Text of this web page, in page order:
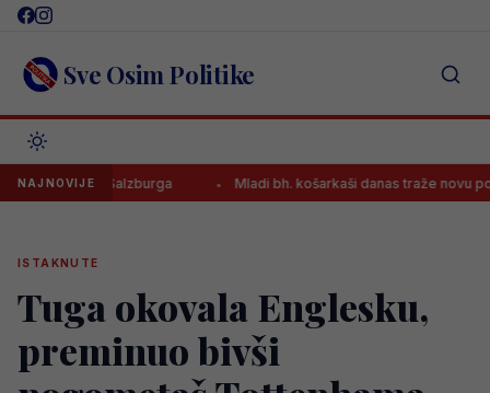
Skip
content Sve Osim Politike
NAJNOVIJE
Salzburga Mladi bh. košarkaši danas traže novu pobjedu
ISTAKNUTE
Tuga okovala Englesku,
preminuo bivši